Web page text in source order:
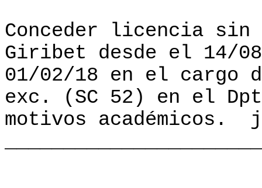
Conceder licencia sin
Giribet desde el 14/
01/02/18 en el cargo
exc. (SC 52) en el
motivos académicos.
j